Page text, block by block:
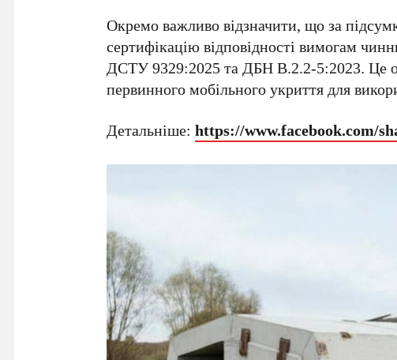
Окремо важливо відзначити, що за
сертифікацію відповідності вимогам
ДСТУ 9329:2025 та ДБН В.2.2-5:2023. Це
первинного мобільного укриття для
Детальніше:https://www.facebook.com/